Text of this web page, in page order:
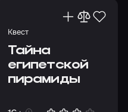
Квест
Тайна
египетской
пирамиды